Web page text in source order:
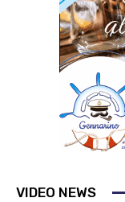
VIDEO NEWS